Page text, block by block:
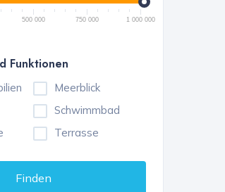
500 000 750 000 1 000 000
Funktionen
Meerblick
Schwimmbad
Terrasse
Finden